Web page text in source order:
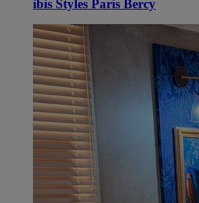
ibis Styles Paris Bercy